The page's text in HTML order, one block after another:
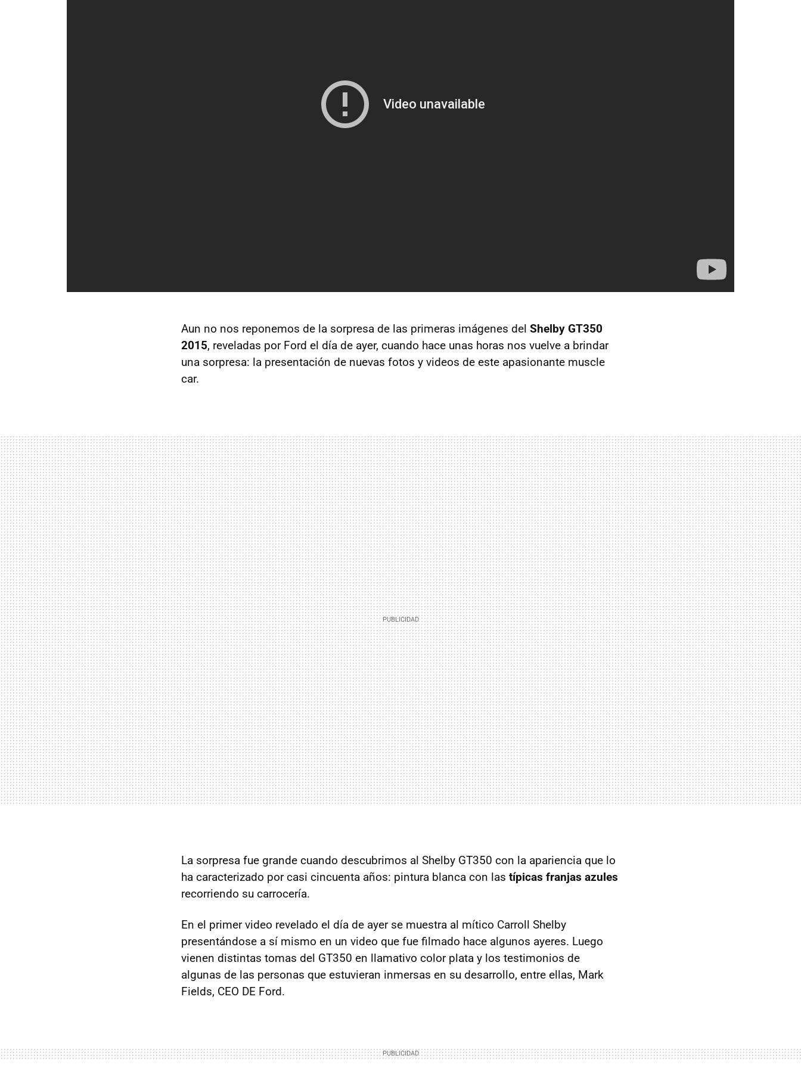
Aun no nos reponemos de la sorpresa de las primeras imágenes del Shelby GT350
2015, reveladas por Ford el día de ayer, cuando hace unas horas nos vuelve a brindar
una sorpresa: la presentación de nuevas fotos y videos de este apasionante muscle
car.
La sorpresa fue grande cuando descubrimos al Shelby GT350 con la apariencia que lo
ha caracterizado por casi cincuenta años: pintura blanca con las típicas franjas azules
recorriendo su carrocería.
En el primer video revelado el día de ayer se muestra al mítico Carroll Shelby
presentándose a sí mismo en un video que fue filmado hace algunos ayeres. Luego
vienen distintas tomas del GT350 en llamativo color plata y los testimonios de
algunas de las personas que estuvieran inmersas en su desarrollo, entre ellas, Mark
Fields, CEO DE Ford.